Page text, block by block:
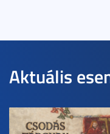
Aktuális